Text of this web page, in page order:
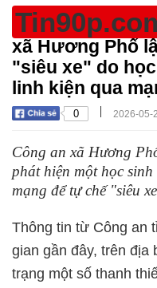
xã Hương Phố
"siêu xe" do
linh kiện qua
0 | 2026-05-
Công an xã Hương
phát hiện một học
mạng để tự chế "siêu
Thông tin từ Công an
gian gần đây, trên địa
trạng một số thanh